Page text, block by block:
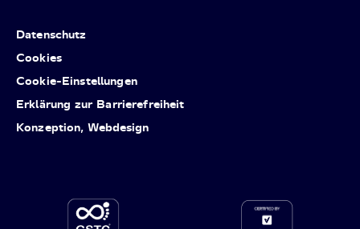
Datenschutz
Cookies
Cookie-Einstellungen
Erklärung zur Barrierefreiheit
Konzeption, Webdesign